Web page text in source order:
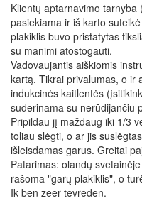
Klientų aptarnavimo
pasiekiama ir iš karto
plakiklis buvo pristatytas
su manimi atostogauti.
Vadovaujantis aiškiomis
kartą. Tikrai privalumas, o ir
indukcinės kaitlentės
suderinama su nerūdijančiu
Pripildau jį maždaug iki 1/3
toliau slėgti, o ar jis
išleisdamas garus. Greitai
Patarimas: olandų
rašoma "garų plakiklis", o
Ik ben zeer tevreden.